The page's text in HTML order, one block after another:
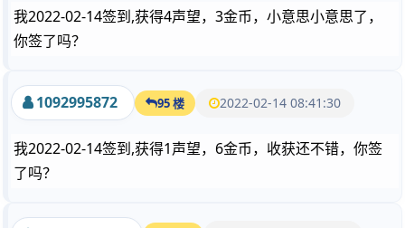
我2022-02-14签到,获得4声望，3金币，小意思小意思了，
你签了吗？
1092995872 95 楼 2022-02-14 08:41:30
我2022-02-14签到,获得1声望，6金币，收获还不错，你签
了吗？